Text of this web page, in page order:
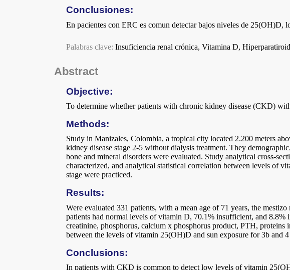
Conclusiones:
En pacientes con ERC es comun detectar bajos niveles de 25(OH)D,
Palabras clave: Insuficiencia renal crónica, Vitamina D,
Abstract
Objective:
To determine whether patients with chronic kidney disease (CKD)
Methods:
Study in Manizales, Colombia, a tropical city located 2.200 meters
kidney disease stage 2-5 without dialysis treatment. They
bone and mineral disorders were evaluated. Study analytical cross-
characterized, and analytical statistical correlation between levels of
stage were practiced.
Results:
Were evaluated 331 patients, with a mean age of 71 years, the
patients had normal levels of vitamin D, 70.1% insufficient, and
creatinine, phosphorus, calcium x phosphorus product, PTH,
between the levels of vitamin 25(OH)D and sun exposure for 3b and 4
Conclusions:
In patients with CKD is common to detect low levels of vitamin